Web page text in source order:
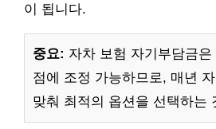
이 됩니다.
중요: 자차 보험 자기부담금
점에 조정 가능하므로, 매년
맞춰 최적의 옵션을 선택하는